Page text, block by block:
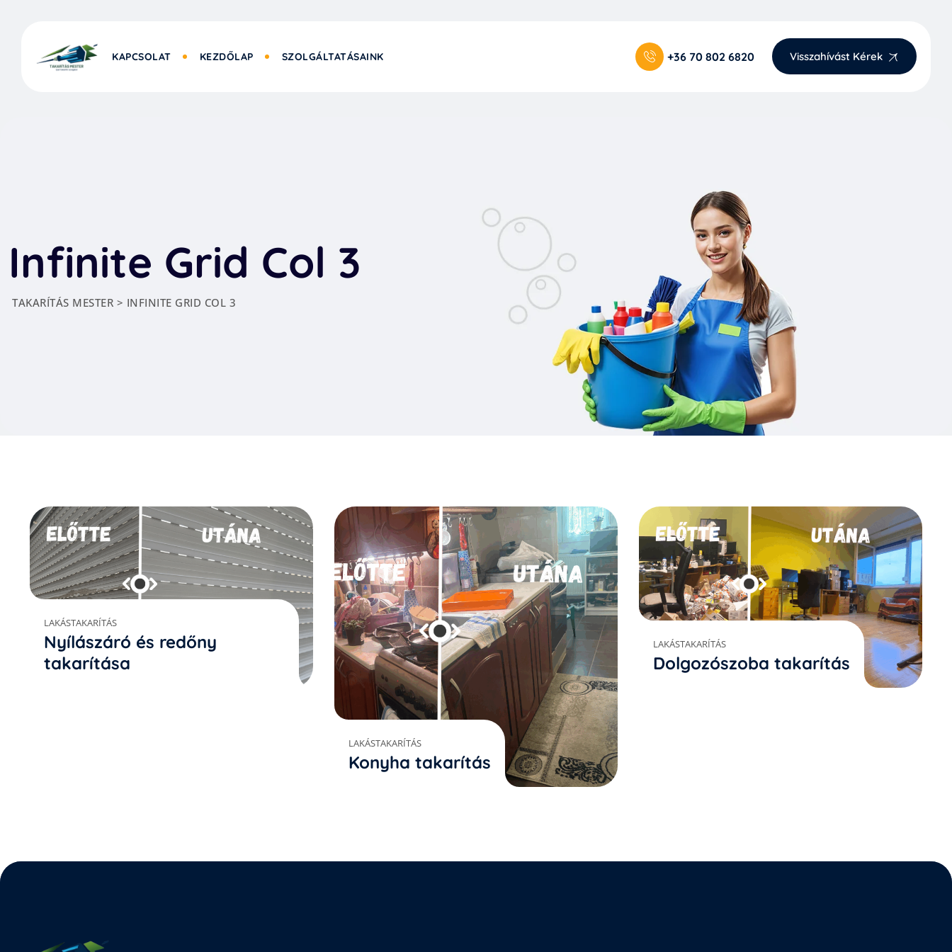
KAPCSOLAT KEZDŐLAP SZOLGÁLTATÁSAINK +36 70 802 6820 Visszahívást Kérek
Infinite Grid Col 3
TAKARÍTÁS MESTER > INFINITE GRID COL 3
LAKÁSTAKARÍTÁS
Nyílászáró és redőny
takarítása
LAKÁSTAKARÍTÁS
Konyha takarítás
LAKÁSTAKARÍTÁS
Dolgozószoba takarítás